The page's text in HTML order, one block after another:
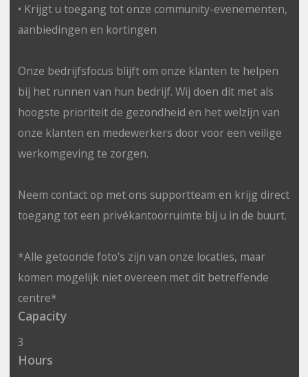
• Krijgt u toegang tot onze community-evenementen,
aanbiedingen en kortingen
Onze bedrijfsfocus blijft om onze klanten te helpen
bij het runnen van hun bedrijf. Wij doen dit met als
hoogste prioriteit de gezondheid en het welzijn van
onze klanten en medewerkers door voor een veilige
werkomgeving te zorgen.
Neem contact op met ons supportteam en krijg direct
toegang tot een privékantoorruimte bij u in de buurt.
*Alle getoonde foto's zijn van onze locaties, maar
komen mogelijk niet overeen met dit betreffende
centre*
Capacity
3
Hours